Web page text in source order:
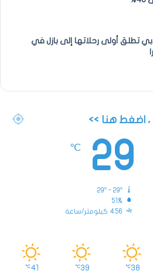
تطلق أولى رحلاتها إلى بازل في
اضغط هنا >>
29
℃
51%
4.56 كيلومتر/ساعة
38
℃
39
℃
41
℃